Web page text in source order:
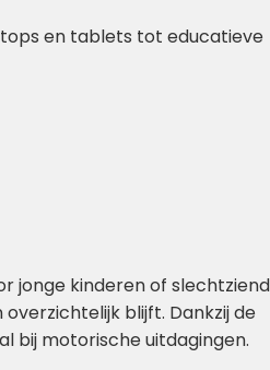
en tablets tot educatieve
jonge kinderen of
blijft. Dankzij de
bij motorische uitdagingen.